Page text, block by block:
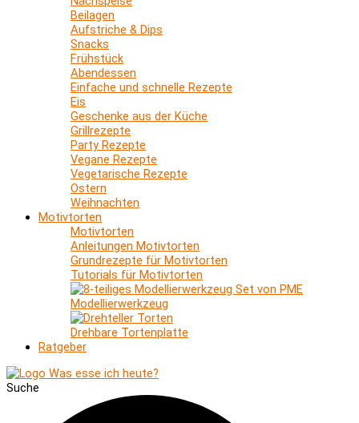
Beilagen
Aufstriche & Dips
Snacks
Frühstück
Abendessen
Einfache und schnelle Rezepte
Eis
Geschenke aus der Küche
Grillrezepte
Party Rezepte
Vegane Rezepte
Vegetarische Rezepte
Ostern
Weihnachten
Motivtorten
Motivtorten
Anleitungen Motivtorten
Grundrezepte für Motivtorten
Tutorials für Motivtorten
Modellierwerkzeug
Drehbare Tortenplatte
Ratgeber
Suche